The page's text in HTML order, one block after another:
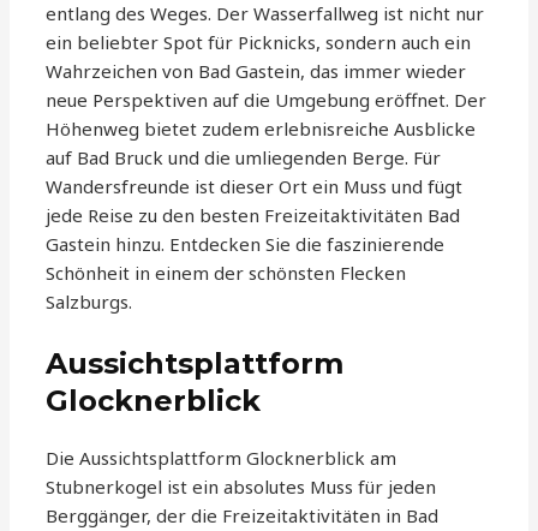
entlang des Weges. Der Wasserfallweg ist nicht nur
ein beliebter Spot für Picknicks, sondern auch ein
Wahrzeichen von Bad Gastein, das immer wieder
neue Perspektiven auf die Umgebung eröffnet. Der
Höhenweg bietet zudem erlebnisreiche Ausblicke
auf Bad Bruck und die umliegenden Berge. Für
Wandersfreunde ist dieser Ort ein Muss und fügt
jede Reise zu den besten Freizeitaktivitäten Bad
Gastein hinzu. Entdecken Sie die faszinierende
Schönheit in einem der schönsten Flecken
Salzburgs.
Aussichtsplattform
Glocknerblick
Die Aussichtsplattform Glocknerblick am
Stubnerkogel ist ein absolutes Muss für jeden
Berggänger, der die Freizeitaktivitäten in Bad